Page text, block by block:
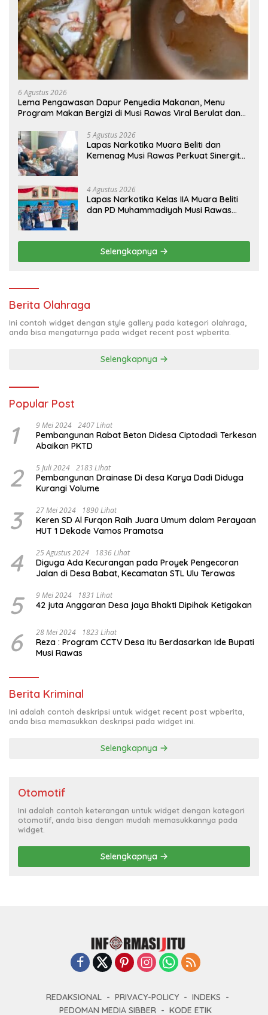
6 Agustus 2026
Lema Pengawasan Dapur Penyedia Makanan, Menu
Program Makan Bergizi di Musi Rawas Viral Berulat dan
5 Agustus 2026
Lapas Narkotika Muara Beliti dan
Kemenag Musi Rawas Perkuat Sinergitas
4 Agustus 2026
Lapas Narkotika Kelas IIA Muara Beliti
dan PD Muhammadiyah Musi Rawas
Selengkapnya
Berita Olahraga
Ini contoh widget dengan style gallery pada kategori olahraga,
anda bisa mengaturnya pada widget recent post wpberita.
Selengkapnya
Popular Post
1 9 Mei 2024 2407 Lihat
Pembangunan Rabat Beton Didesa Ciptodadi Terkesan
Abaikan PKTD
2 5 Juli 2024 2183 Lihat
Pembangunan Drainase Di desa Karya Dadi Diduga
Kurangi Volume
3 27 Mei 2024 1890 Lihat
Keren SD Al Furqon Raih Juara Umum dalam Perayaan
HUT 1 Dekade Vamos Pramatsa
4 25 Agustus 2024 1836 Lihat
Diguga Ada Kecurangan pada Proyek Pengecoran
Jalan di Desa Babat, Kecamatan STL Ulu Terawas
5 9 Mei 2024 1831 Lihat
42 juta Anggaran Desa jaya Bhakti Dipihak Ketigakan
6 28 Mei 2024 1823 Lihat
Reza : Program CCTV Desa Itu Berdasarkan Ide Bupati
Musi Rawas
Berita Kriminal
Ini adalah contoh deskripsi untuk widget recent post wpberita,
anda bisa memasukkan deskripsi pada widget ini.
Selengkapnya
Otomotif
Ini adalah contoh keterangan untuk widget dengan kategori
otomotif, anda bisa dengan mudah memasukkannya pada
widget.
Selengkapnya
REDAKSIONAL PRIVACY-POLICY
INDEKS
PEDOMAN MEDIA SIBBER
KODE ETIK